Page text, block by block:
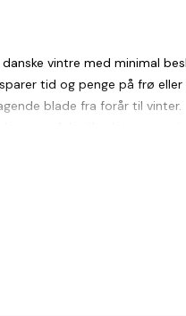
vintre med minimal
tid og penge på frø eller
blade fra forår til vinter.